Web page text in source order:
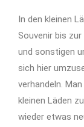
In den kleinen
Souvenir bis
und sonstigen
sich hier
verhandeln.
kleinen Läden
wieder etwas